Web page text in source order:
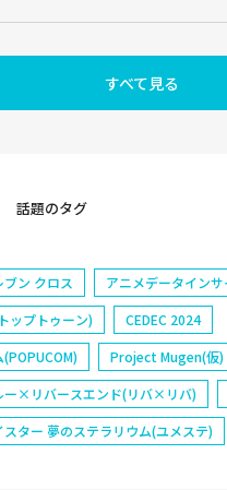
すべて見る
話題のタグ
ン クロス
アニメデータイン
ップトゥーン)
CEDEC 2024
Project Mugen(仮)
ー×リバースエンド(リバ×リバ)
スター 夢のステラリウム(ユメステ)